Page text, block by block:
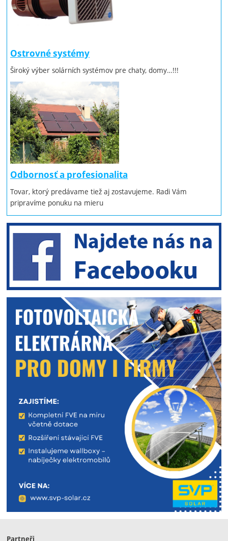
Ostrovné systémy
Široký výber solárních systémov pre chaty, domy…!!!
Odbornosť a profesionalita
Tovar, ktorý predávame tiež aj zostavujeme. Radi Vám
pripravíme ponuku na mieru
Partneři